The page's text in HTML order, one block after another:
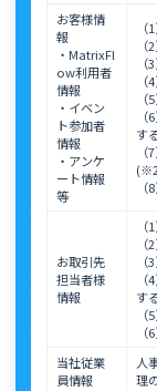
お客様情
報
・MatrixFl
ow利用者
情報
・イベン
ト参加者
情報
・アンケ
ート情報
等
す
お取引先
担当者様
情報
す
当社従業
員情報
人
理